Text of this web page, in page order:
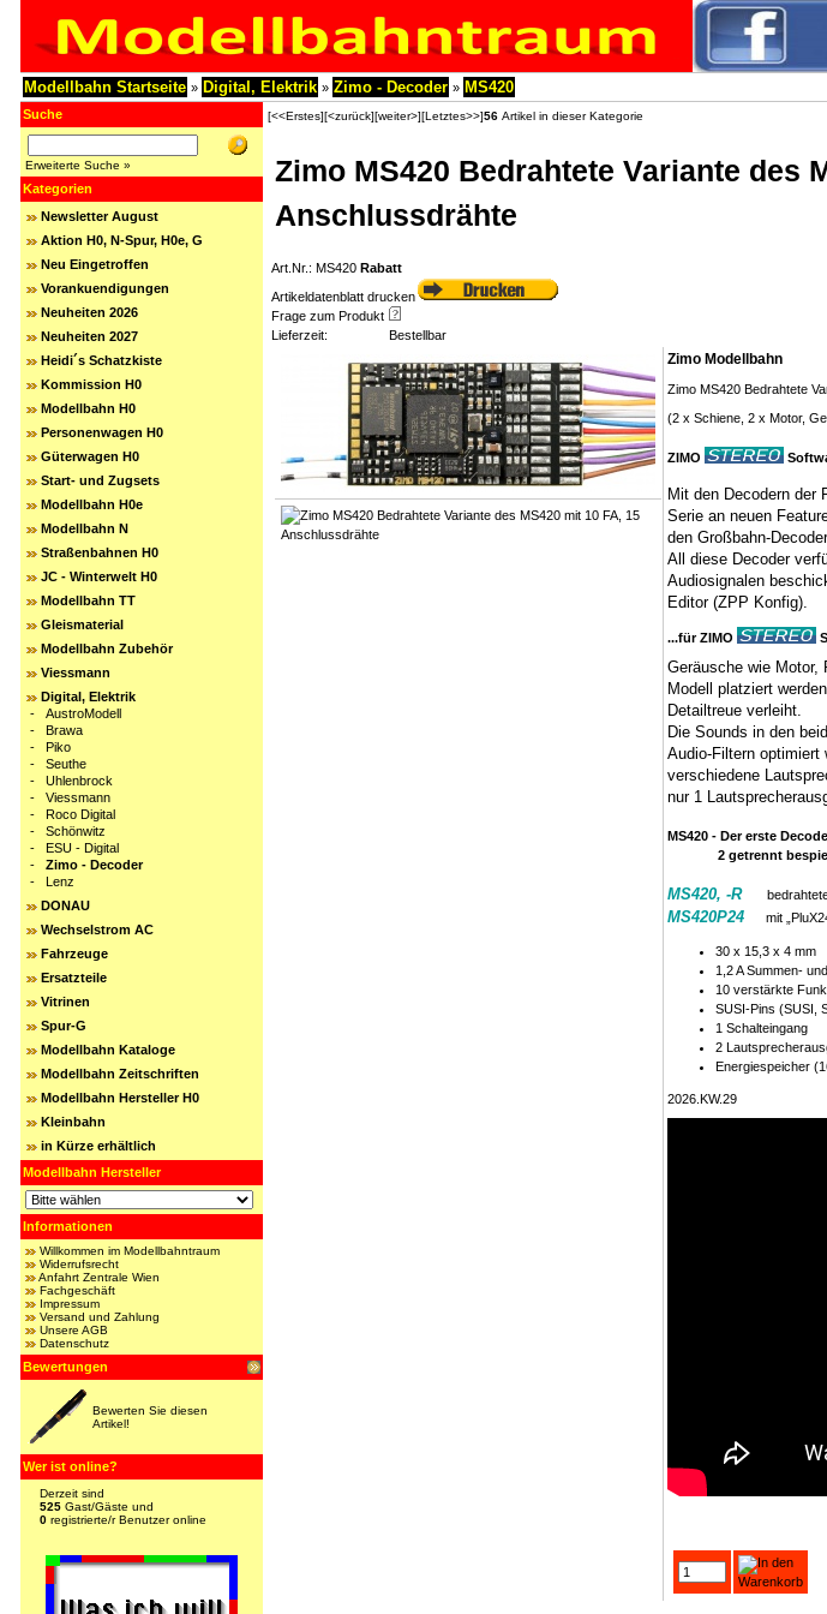
Modellbahn Startseite » Digital, Elektrik » Zimo - Decoder » MS420
Suche
Erweiterte Suche »
Kategorien
Newsletter August
Aktion H0, N-Spur, H0e, G
Neu Eingetroffen
Vorankuendigungen
Neuheiten 2026
Neuheiten 2027
Heidi´s Schatzkiste
Kommission H0
Modellbahn H0
Personenwagen H0
Güterwagen H0
Start- und Zugsets
Modellbahn H0e
Modellbahn N
Straßenbahnen H0
JC - Winterwelt H0
Modellbahn TT
Gleismaterial
Modellbahn Zubehör
Viessmann
Digital, Elektrik
- AustroModell
- Brawa
- Piko
- Seuthe
- Uhlenbrock
- Viessmann
- Roco Digital
- Schönwitz
- ESU - Digital
- Zimo - Decoder
- Lenz
DONAU
Wechselstrom AC
Fahrzeuge
Ersatzteile
Vitrinen
Spur-G
Modellbahn Kataloge
Modellbahn Zeitschriften
Modellbahn Hersteller H0
Kleinbahn
in Kürze erhältlich
Modellbahn Hersteller
Informationen
Willkommen im Modellbahntraum
Widerrufsrecht
Anfahrt Zentrale Wien
Fachgeschäft
Impressum
Versand und Zahlung
Unsere AGB
Datenschutz
Bewertungen
Bewerten Sie diesen
Artikel!
Wer ist online?
Derzeit sind
525Gast/Gäste und
0registrierte/r Benutzer online
[<<Erstes][<zurück][weiter>][Letztes>>]56Artikel in dieser Kategorie
Zimo MS420 Bedrahtete Variante des
Anschlussdrähte
Art.Nr.: MS420 Rabatt
Artikeldatenblatt drucken
Frage zum Produkt
Lieferzeit:
Bestellbar
Zimo Modellbahn
Zimo MS420 Bedrahtete
(2 x Schiene, 2 x Motor,
ZIMO
Mit den Decodern der
Serie an neuen
den Großbahn-
All diese Decoder
Audiosignalen
Editor (ZPP Konfig).
...für ZIMO
Geräusche wie
Modell platziert
Detailtreue verleiht.
Die Sounds in den
Audio-Filtern optimiert
verschiedene
nur 1
MS420- Der erste
2 getrennt
MS420, -Rbedrahtete
MS420P24mit
30 x 15,3 x 4 mm
1,2 A Summen-
10 verstärkte
SUSI-Pins (SUSI,
1 Schalteingang
2
Energiespeicher
2026.KW.29